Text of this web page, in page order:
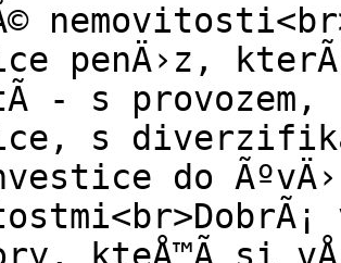
penÄ›z,
- s provozem,
s
do